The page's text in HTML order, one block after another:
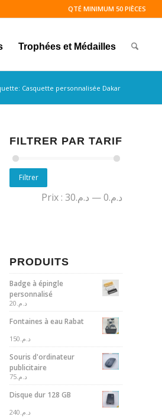
QTÉ MINIMUM 50 PIÈCES
Trophées et Médailles
Casquette personnalisée Dakar
FILTRER PAR TARIF
Filtrer
Prix : د.م.0 — د.م.30
PRODUITS
Badge à épingle
personnalisé
د.م. 20
Fontaines à eau Rabat
د.م. 150
Souris d'ordinateur
publicitaire
د.م. 75
Disque dur 128 GB
د.م. 240